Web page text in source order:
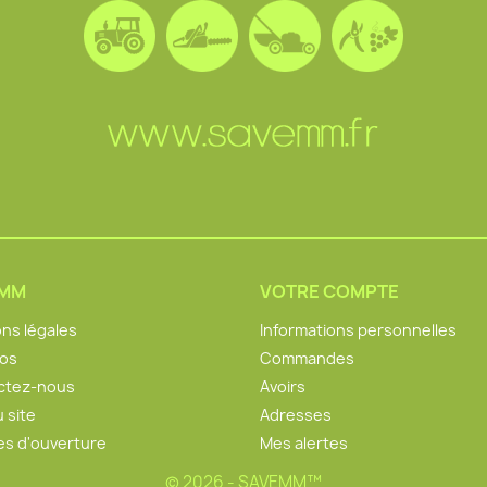
légales
nous
site
d'ouverture
VOTRE COMPTE
Informations personnelles
Commandes
Avoirs
Adresses
Mes alertes